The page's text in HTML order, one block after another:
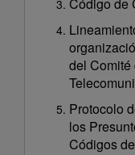
Código de
del Comité
Protocolo
los
Códigos